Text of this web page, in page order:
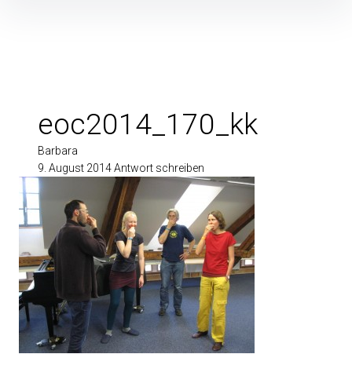
eoc2014_170_kk
Barbara
9. August 2014Antwort schreiben